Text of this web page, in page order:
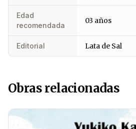
Edad
recomendada
03 años
Editorial Lata de Sal
Obras relacionadas